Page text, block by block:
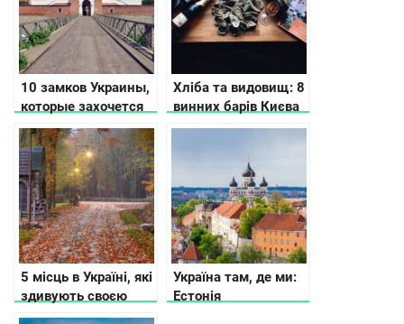
10 замков Украины,
которые захочется
увидеть снова
Хліба та видовищ: 8
винних барів Києва
5 місць в Україні, які
здивують своєю
історією та красою
Україна там, де ми:
Естонія